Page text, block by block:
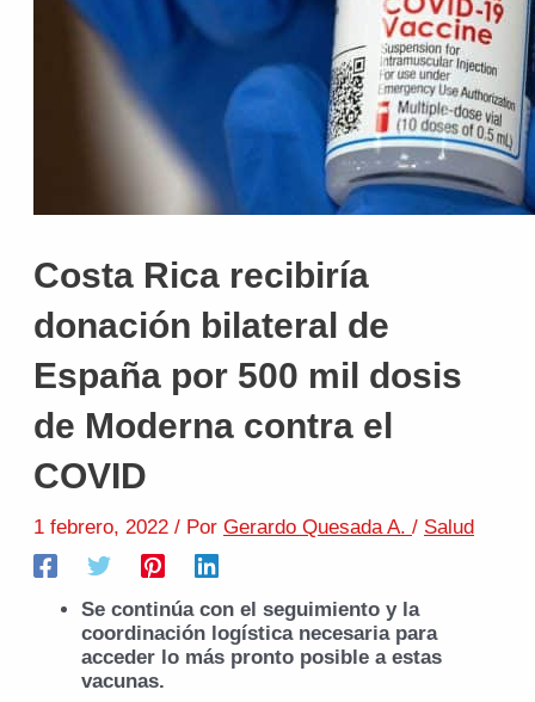
Costa Rica recibiría
donación bilateral de
España por 500 mil dosis
de Moderna contra el
COVID
1 febrero, 2022 / Por Gerardo Quesada A. / Salud
Se continúa con el seguimiento y la
coordinación logística necesaria para
acceder lo más pronto posible a estas
vacunas.